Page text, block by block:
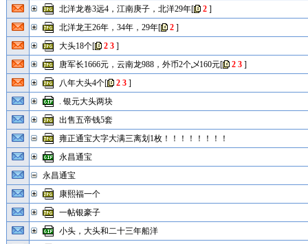
北洋龙卷3远4，江南庚子，北洋29年[ 2]
北洋龙王26年，34年，29年[ 2]
大头18个[ 2 3]
唐军长1666元，云南龙988，外币2个乄160元[ 2 3]
八年大头4个[ 2 3]
. 银元大头两块
出售五帝钱5套
雍正通宝大字大满三离划1枚！！！！！！！！
永昌通宝
永昌通宝
康熙福一个
一帖银豪子
小头，大头和二十三年船洋